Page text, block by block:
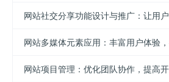
网站社交分享功能设计与推广：让用
网站多媒体元素应用：丰富用户体验
网站项目管理：优化团队协作，提高